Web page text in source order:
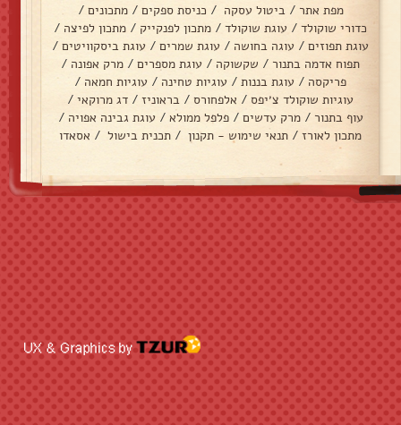
מפת אתר / ביטול עסקה / כניסת ספקים / מתכונים /
כדורי שוקולד / עוגת שוקולד / מתכון לפנקייק / מתכון לפיצה /
עוגת תפוזים / עוגה בחושה / עוגת שמרים / עוגת ביסקוויטים /
תפוח אדמה בתנור / שקשוקה / עוגת מספרים / מרק אפונה /
פריקסה / עוגת בננות / עוגיות טחינה / עוגיות חמאה /
עוגיות שוקולד צ׳יפס / אלפחורס / בראוניז / דג מרוקאי /
עוף בתנור / מרק עדשים / פלפל ממולא / עוגת גבינה אפויה /
מתכון לאורז / תנאי שימוש - תקנון / תכנית בישול / אסאדו